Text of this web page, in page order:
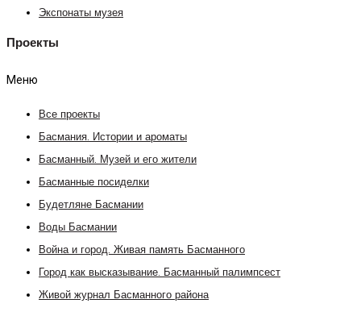
Экспонаты музея
Проекты
Меню
Все проекты
Басмания. Истории и ароматы
Басманный. Музей и его жители
Басманные посиделки
Будетляне Басмании
Воды Басмании
Война и город. Живая память Басманного
Город как высказывание. Басманный палимпсест
Живой журнал Басманного района